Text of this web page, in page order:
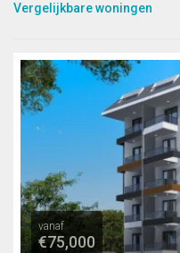
Vergelijkbare woningen
vanaf
€75,000